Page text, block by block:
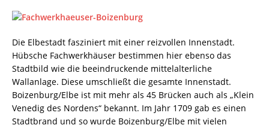
Die Elbestadt fasziniert mit einer reizvollen Innenstadt.
Hübsche Fachwerkhäuser bestimmen hier ebenso das
Stadtbild wie die beeindruckende mittelalterliche
Wallanlage. Diese umschließt die gesamte Innenstadt.
Boizenburg/Elbe ist mit mehr als 45 Brücken auch als „Klein
Venedig des Nordens“ bekannt. Im Jahr 1709 gab es einen
Stadtbrand und so wurde Boizenburg/Elbe mit vielen